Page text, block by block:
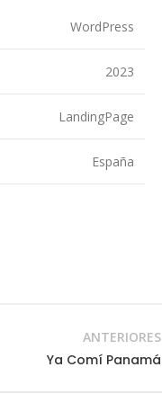
WordPress
2023
LandingPage
España
ANTERIORES
Ya Comí Panamá